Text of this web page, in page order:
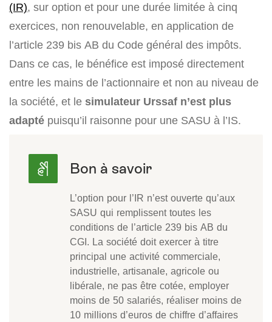
(IR), sur option et pour une durée limitée à cinq
exercices, non renouvelable, en application de
l’article 239 bis AB du Code général des impôts.
Dans ce cas, le bénéfice est imposé directement
entre les mains de l’actionnaire et non au niveau de
la société, et le simulateur Urssaf n’est plus
adapté puisqu’il raisonne pour une SASU à l’IS.
L’option pour l’IR n’est ouverte qu’aux
SASU qui remplissent toutes les
conditions de l’article 239 bis AB du
CGI. La société doit exercer à titre
principal une activité commerciale,
industrielle, artisanale, agricole ou
libérale, ne pas être cotée, employer
moins de 50 salariés, réaliser moins de
10 millions d’euros de chiffre d’affaires